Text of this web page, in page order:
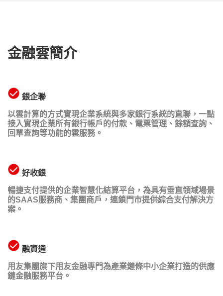
金融雲簡介
銀企聯
以雲計算的方式實現企業系統與多家銀行系統的直聯，一點
接入實現企業所有銀行帳戶的付款、電票管理、餘額查詢、
回單查詢等功能的雲服務。
好收銀
暢捷支付提供的企業智慧化結算平台，為具有垂直領域場景
的SAAS服務商、集團商戶，連鎖門市提供綜合支付解決方
案。
融資通
用友集團旗下用友金融專門為產業鏈條中小企業打造的供應
鏈金融服務平台。